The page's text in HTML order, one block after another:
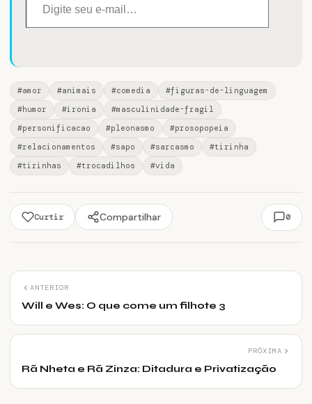
#amor #animais #comedia
#figuras-de-linguagem
#humor
#ironia
#masculinidade-fragil
#personificacao
#pleonasmo
#prosopopeia
#relacionamentos
#sapo #sarcasmo
#tirinha
#tirinhas
#trocadilhos #vida
Curtir Compartilhar 0
ANTERIOR
Will e Wes: O que come um filhote 3
PRÓXIMA
Rã Nheta e Rã Zinza: Ditadura e Privatização